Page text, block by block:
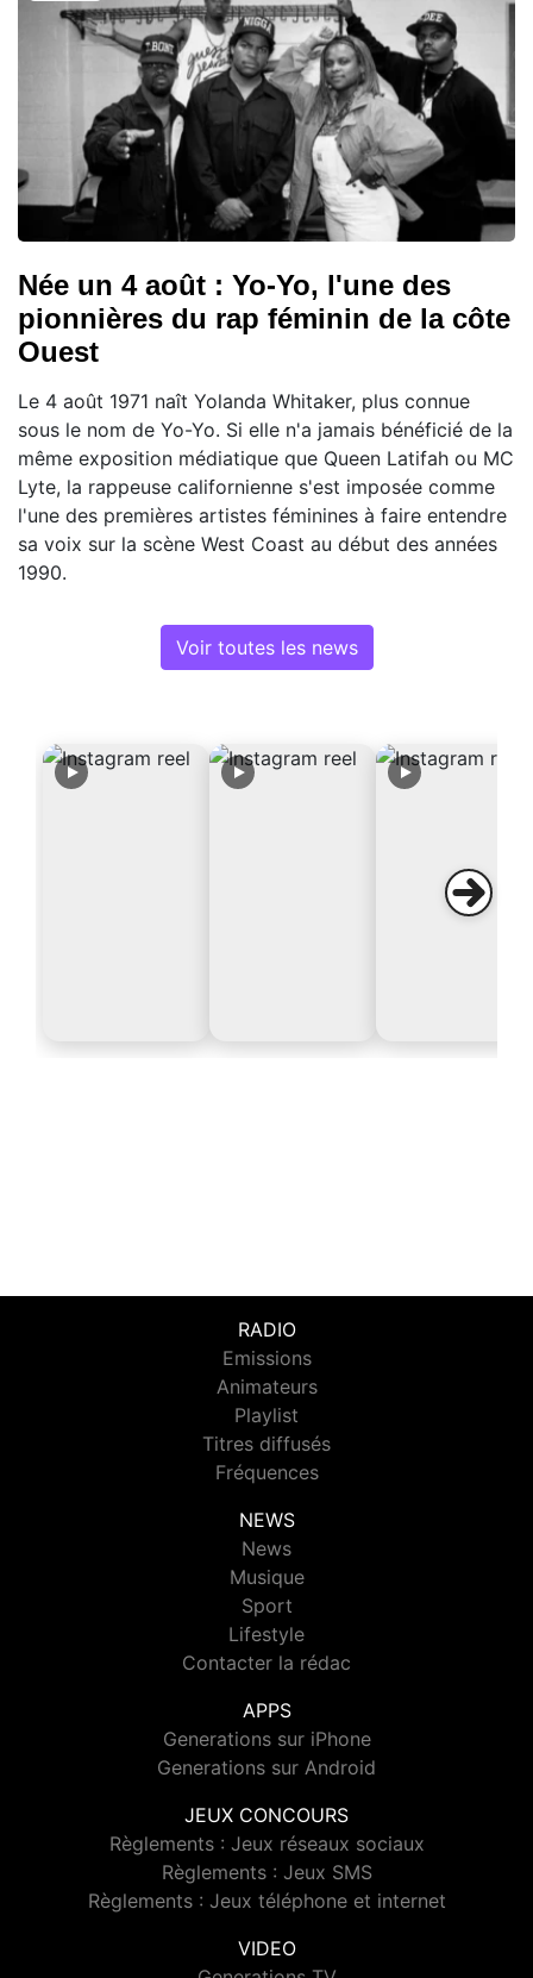
Née un 4 août : Yo-Yo, l'une des
pionnières du rap féminin de la côte
Ouest
Le 4 août 1971 naît Yolanda Whitaker, plus connue
sous le nom de Yo-Yo. Si elle n'a jamais bénéficié de la
même exposition médiatique que Queen Latifah ou MC
Lyte, la rappeuse californienne s'est imposée comme
l'une des premières artistes féminines à faire entendre
sa voix sur la scène West Coast au début des années
1990.
Voir toutes les news
RADIO
Emissions
Animateurs
Playlist
Titres diffusés
Fréquences
NEWS
News
Musique
Sport
Lifestyle
Contacter la rédac
APPS
Generations sur iPhone
Generations sur Android
JEUX CONCOURS
Règlements : Jeux réseaux sociaux
Règlements : Jeux SMS
Règlements : Jeux téléphone et internet
VIDEO